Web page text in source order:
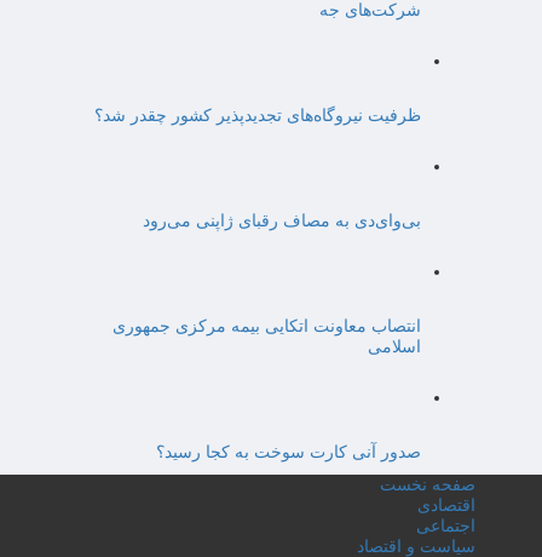
شرکت‌های جه
ظرفیت نیروگاه‌های تجدیدپذیر کشور چقدر شد؟
بی‌وای‌دی به مصاف رقبای ژاپنی می‌رود
انتصاب معاونت اتکایی بیمه مرکزی جمهوری
اسلامی
صدور آنی کارت سوخت به کجا رسید؟
صفحه نخست
اقتصادی
اجتماعی
سیاست و اقتصاد